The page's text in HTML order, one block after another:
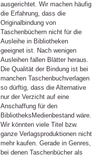
ausgerichtet. Wir machen häufig
die Erfahrung, dass die
Originalbindung von
Taschenbüchern nicht für die
Ausleihe in Bibliotheken
geeignet ist. Nach wenigen
Ausleihen fallen Blätter heraus.
Die Qualität der Bindung ist bei
manchen Taschenbuchverlagen
so dürftig, dass die Alternative
nur der Verzicht auf eine
Anschaffung für den
BibliotheksMedienbestand wäre.
Wir könnten viele Titel bzw.
ganze Verlagsproduktionen nicht
mehr kaufen. Gerade in Genres,
bei denen Taschenbücher als